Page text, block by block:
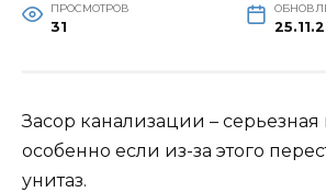
ПРОСМОТРОВ
31
Засор канализации –
особенно если из-за этого
унитаз.